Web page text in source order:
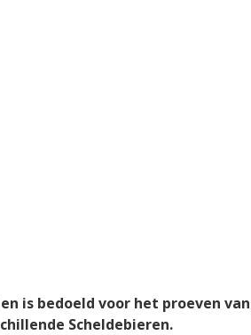
is bedoeld voor het proeven
Scheldebieren.